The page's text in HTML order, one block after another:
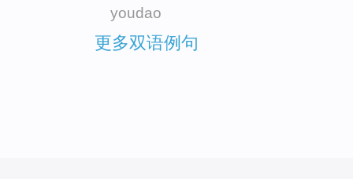
youdao
更多双语例句